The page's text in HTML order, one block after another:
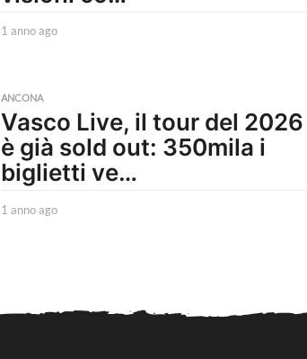
1 anno ago1
a
g
o
ANCONA
Vasco Live, il tour del 2026
è già sold out: 350mila i
biglietti ve…
1 anno ago1
g